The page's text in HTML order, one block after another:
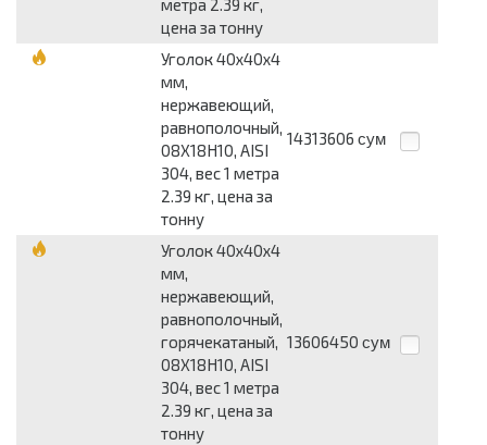
метра 2.39 кг,
цена за тонну
Уголок 40x40x4
мм,
нержавеющий,
равнополочный,
08Х18Н10, AISI
304, вес 1 метра
2.39 кг, цена за
тонну
14313606 сум
Уголок 40x40x4
мм,
нержавеющий,
равнополочный,
горячекатаный,
08Х18Н10, AISI
304, вес 1 метра
2.39 кг, цена за
тонну
13606450 сум